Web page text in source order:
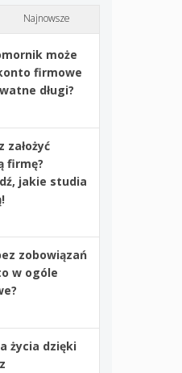
Najnowsze
może
firmowe
długi?
założyć
firmę?
jakie studia
zobowiązań
w ogóle
życia dzięki